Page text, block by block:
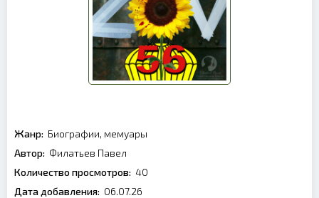
Жанр: Биографии, мемуары
Автор: Филатьев Павел
Количество просмотров: 40
Дата добавления: 06.07.26